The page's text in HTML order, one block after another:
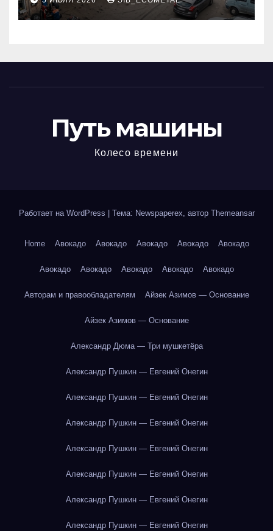
МКАД
Путь машины
Колесо времени
Работает на WordPress Тема: Newspaperex, автор Themeansar
Home Авокадо Авокадо Авокадо Авокадо Авокадо
Авокадо Авокадо Авокадо Авокадо Авокадо
Авторам и правообладателям Айзек Азимов — Основание
Айзек Азимов — Основание
Александр Дюма — Три мушкетёра
Александр Пушкин — Евгений Онегин
Александр Пушкин — Евгений Онегин
Александр Пушкин — Евгений Онегин
Александр Пушкин — Евгений Онегин
Александр Пушкин — Евгений Онегин
Александр Пушкин — Евгений Онегин
Александр Пушкин — Евгений Онегин